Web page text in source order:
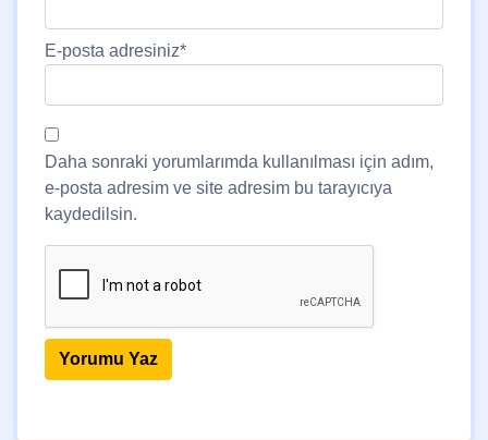
E-posta adresiniz*
Daha sonraki yorumlarımda kullanılması için adım,
e-posta adresim ve site adresim bu tarayıcıya
kaydedilsin.